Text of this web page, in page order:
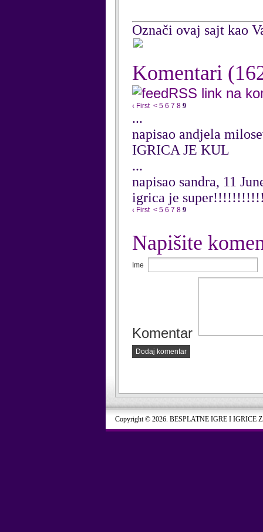
Označi ovaj sajt kao
Komentari
RSS link na
‹ First < 5 6 7 8 9
...
napisao andjela
IGRICA JE KUL
...
napisao sandra, 11
igrica je
‹ First < 5 6 7 8 9
Napišite
Ime
Komentar
Dodaj komentar
Copyright © 2026. BESPLATNE IGRE I IGRICE